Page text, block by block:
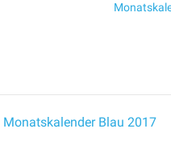
Monatskalender Blau 2017